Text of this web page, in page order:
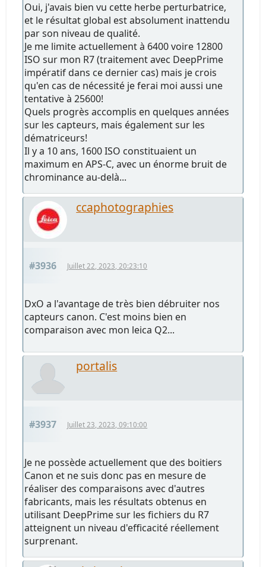
Oui, j'avais bien vu cette herbe perturbatrice,
et le résultat global est absolument inattendu
par son niveau de qualité.
Je me limite actuellement à 6400 voire 12800
ISO sur mon R7 (traitement avec DeepPrime
impératif dans ce dernier cas) mais je crois
qu'en cas de nécessité je ferai moi aussi une
tentative à 25600!
Quels progrès accomplis en quelques années
sur les capteurs, mais également sur les
dématriceurs!
Il y a 10 ans, 1600 ISO constituaient un
maximum en APS-C, avec un énorme bruit de
chrominance au-delà...
ccaphotographies
#3936 Juillet 22, 2023, 20:23:10
DxO a l'avantage de très bien débruiter nos
capteurs canon. C'est moins bien en
comparaison avec mon leica Q2...
portalis
#3937 Juillet 23, 2023, 09:10:00
Je ne possède actuellement que des boitiers
Canon et ne suis donc pas en mesure de
réaliser des comparaisons avec d'autres
fabricants, mais les résultats obtenus en
utilisant DeepPrime sur les fichiers du R7
atteignent un niveau d'efficacité réellement
surprenant.